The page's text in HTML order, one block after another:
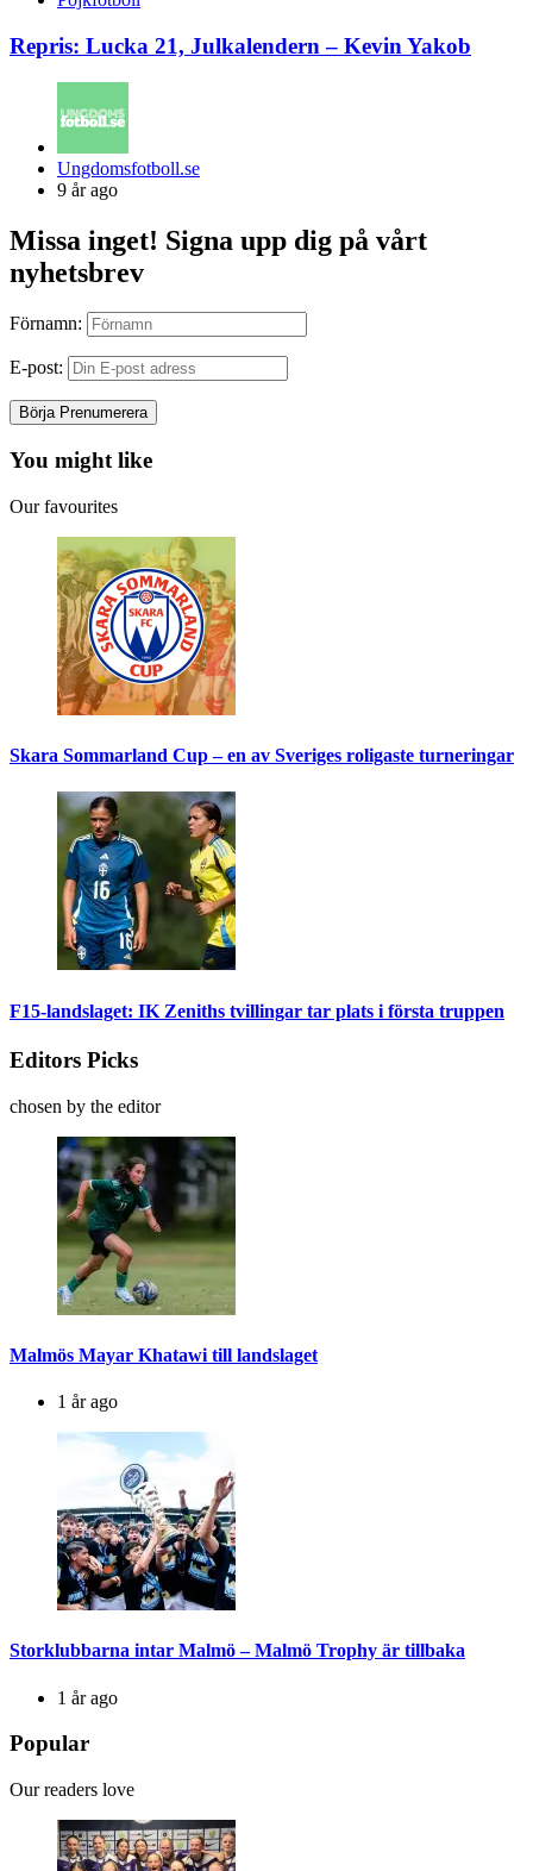
Repris: Lucka 21, Julkalendern – Kevin Yakob
Posted
by
Ungdomsfotboll.se
9 år ago
Missa inget! Signa upp dig på vårt
nyhetsbrev
Förnamn:
E-post:
You might like
Our favourites
Skara Sommarland Cup – en av Sveriges roligaste turneringar
F15-landslaget: IK Zeniths tvillingar tar plats i första truppen
Editors Picks
chosen by the editor
Malmös Mayar Khatawi till landslaget
1 år ago
Storklubbarna intar Malmö – Malmö Trophy är tillbaka
1 år ago
Popular
Our readers love